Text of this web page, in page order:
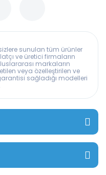
sunulan tüm ürünler
ve üretici firmaların
markaların
veya özelleştirilen ve
sağladığı modelleri